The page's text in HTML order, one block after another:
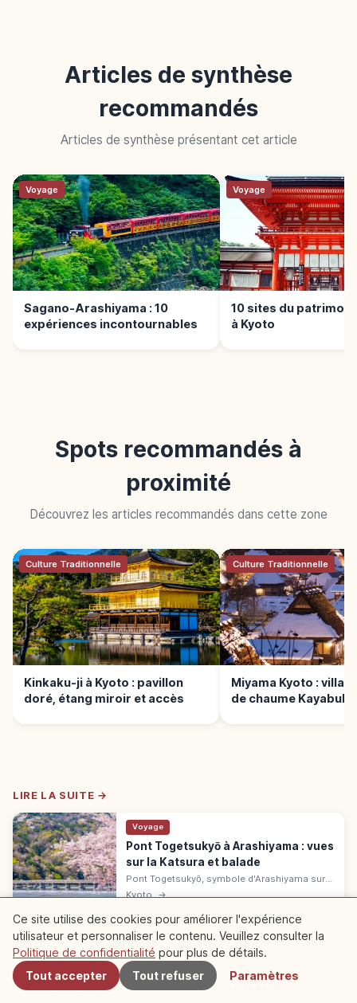
Articles de synthèse
recommandés
Articles de synthèse présentant cet article
Voyage
Sagano-Arashiyama : 10
expériences incontournables
Voyage
10 sites du
à Kyoto
Spots recommandés à
proximité
Découvrez les articles recommandés dans cette zone
Culture Traditionnelle
Kinkaku-ji à Kyoto : pavillon
doré, étang miroir et accès
Culture Traditionnelle
Miyama Kyoto :
de chaume Kayabuki
LIRE LA SUITE →
Voyage
Pont Togetsukyō à Arashiyama : vues
sur la Katsura et balade
Pont Togetsukyō, symbole d'Arashiyama sur
la Katsura. Cerisiers fin mars-avril, érables en
proximité.
Kyoto →
※ Le contenu de l'article est basé sur des informations au moment de la
rédaction et peut différer de la situation actuelle. De plus, nous ne
garantissons pas l'exactitude et l'exhaustivité du contenu publié, merci de
votre compréhension.
À proximité
Ce site utilise des cookies pour améliorer l'expérience
utilisateur et personnaliser le contenu. Veuillez consulter la
Politique de confidentialité pour plus de détails.
Tout accepter
Tout refuser Paramètres